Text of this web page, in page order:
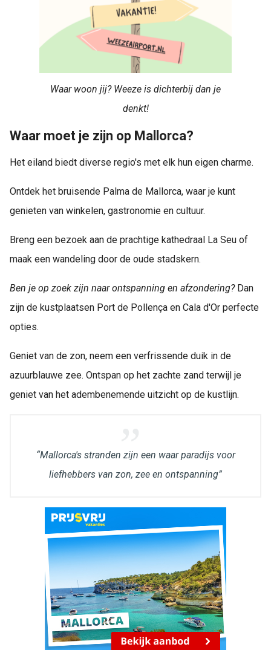
Waar woon jij? Weeze is dichterbij dan je
denkt!
Waar moet je zijn op Mallorca?
Het eiland biedt diverse regio's met elk hun eigen charme.
Ontdek het bruisende Palma de Mallorca, waar je kunt
genieten van winkelen, gastronomie en cultuur.
Breng een bezoek aan de prachtige kathedraal La Seu of
maak een wandeling door de oude stadskern.
Ben je op zoek zijn naar ontspanning en afzondering?Dan
zijn de kustplaatsen Port de Pollença en Cala d'Or perfecte
opties.
Geniet van de zon, neem een verfrissende duik in de
azuurblauwe zee. Ontspan op het zachte zand terwijl je
geniet van het adembenemende uitzicht op de kustlijn.
“Mallorca's stranden zijn een waar paradijs voor
liefhebbers van zon, zee en ontspanning”